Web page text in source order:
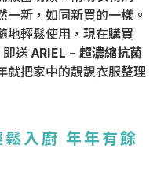
新，如同新買的一樣。
地輕鬆使用，現在購買
即送ARIEL – 超濃縮抗菌
就把家中的靚靚衣服整理
入廚 年年有餘